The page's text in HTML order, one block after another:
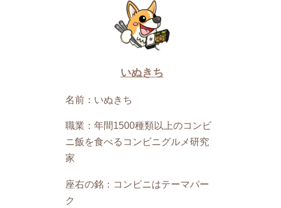
いぬきち
名前：いぬきち
職業：年間1500種類以上のコンビ
ニ飯を食べるコンビニグルメ研究
家
座右の銘：コンビニはテーマパー
ク